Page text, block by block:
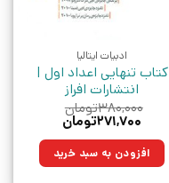
ادبیات ایتالیا
کتاب تنهایی اعداد اول |
انتشارات افراز
۳۸۰,۰۰۰تومان
قیمت
۳۸۰,۰۰۰تومان
بود.
۲۷۱,۷۰۰تومان
۲۷۱,۷۰۰تومان.افزودن به سبد خرید